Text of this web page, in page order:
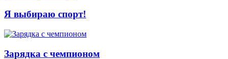
Я выбираю спорт!
Зарядка с чемпионом